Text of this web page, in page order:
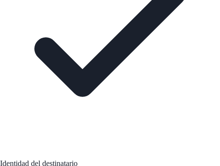
Identidad del destinatario